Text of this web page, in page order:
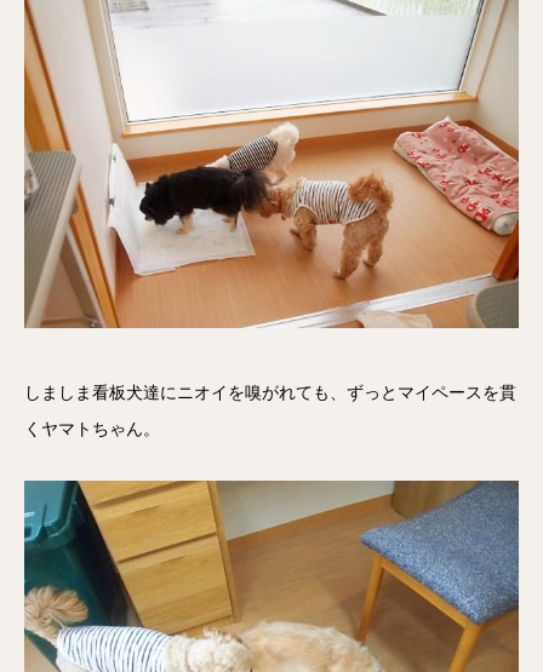
しましま看板犬達にニオイを嗅がれても、ずっとマイペースを貫
くヤマトちゃん。